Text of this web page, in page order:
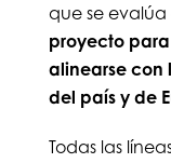
que se evalúa
proyecto
alinearse con
del país y de
Todas las